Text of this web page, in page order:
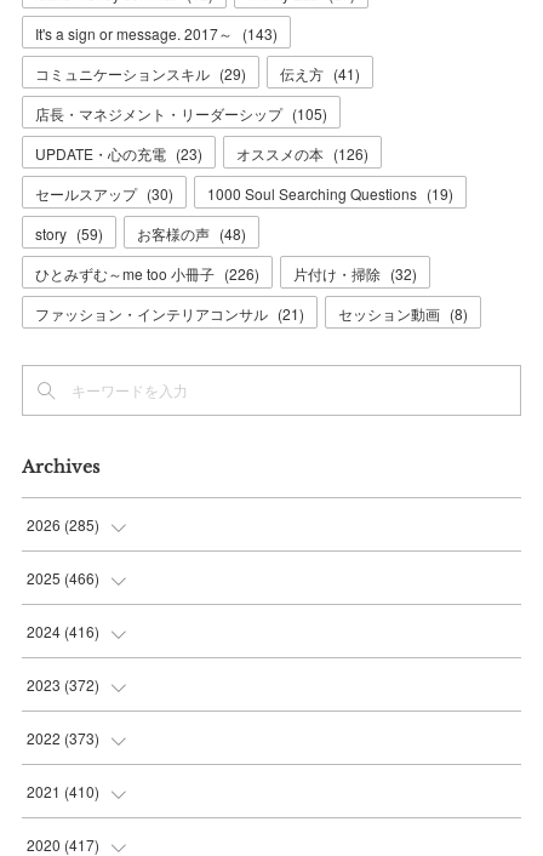
It's a sign or message. 2017～
(143)
コミュニケーションスキル (29) 伝え方 (41)
店長・マネジメント・リーダーシップ (105)
UPDATE・心の充電 (23) オススメの本 (126)
セールスアップ (30) 1000 Soul Searching Questions (19)
story (59) お客様の声 (48)
ひとみずむ～me too 小冊子 (226) 片付け・掃除 (32)
ファッション・インテリアコンサル (21) セッション動画 (8)
Archives
2026 (285)
(6)
(36
(37
(42
2025 (466)
(56
(37
(35
(36
2024 (416)
(38
(39
(38
(36
2023 (372)
(31
(30
(30
2022 (373)
(31
(33
2021 (410)
(32
2020 (417)